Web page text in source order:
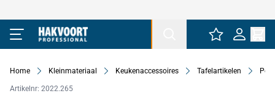
Ga naar de inhoud
Home Kleinmateriaal Keukenaccessoires Tafelartikelen
Artikelnr: 2022.265